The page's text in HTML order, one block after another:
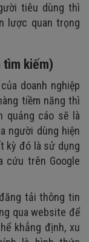
tiêu dùng thì
lược quan trọng
tìm kiếm)
doanh nghiệp
tiềm năng thì
quảng cáo sẽ là
người dùng hiện
kỳ đó là sử dụng
cứu trên Google
tải thông tin
qua website để
khẳng định, xu